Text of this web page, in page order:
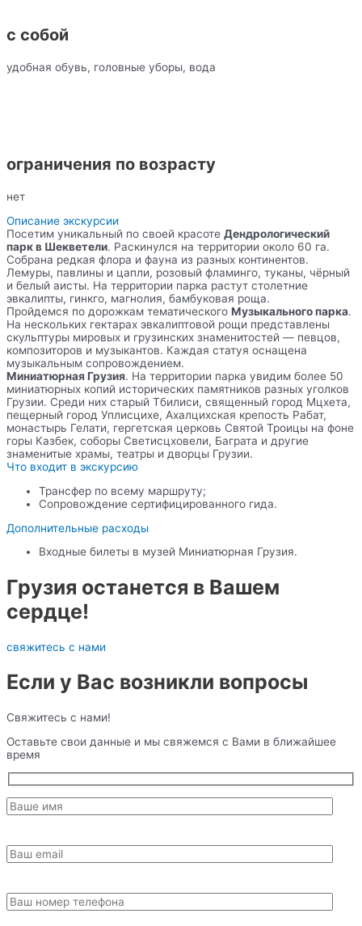
с собой
удобная обувь, головные уборы, вода
ограничения по возрасту
нет
Описание экскурсии
Посетим уникальный по своей красоте Дендрологический
парк в Шекветели. Раскинулся на территории около 60 га.
Собрана редкая флора и фауна из разных континентов.
Лемуры, павлины и цапли, розовый фламинго, туканы, чёрный
и белый аисты. На территории парка растут столетние
эвкалипты, гинкго, магнолия, бамбуковая роща.
Пройдемся по дорожкам тематического Музыкального парка.
На нескольких гектарах эвкалиптовой рощи представлены
скульптуры мировых и грузинских знаменитостей — певцов,
композиторов и музыкантов. Каждая статуя оснащена
музыкальным сопровождением.
Миниатюрная Грузия. На территории парка увидим более 50
миниатюрных копий исторических памятников разных уголков
Грузии. Среди них старый Тбилиси, священный город Мцхета,
пещерный город Уплисцихе, Ахалцихская крепость Рабат,
монастырь Гелати, гергетская церковь Святой Троицы на фоне
горы Казбек, соборы Светисцховели, Баграта и другие
знаменитые храмы, театры и дворцы Грузии.
Что входит в экскурсию
Трансфер по всему маршруту;
Сопровождение сертифицированного гида.
Дополнительные расходы
Входные билеты в музей Миниатюрная Грузия.
Грузия останется в Вашем
сердце!
свяжитесь с нами
Если у Вас возникли вопросы
Свяжитесь с нами!
Оставьте свои данные и мы свяжемся с Вами в ближайшее
время